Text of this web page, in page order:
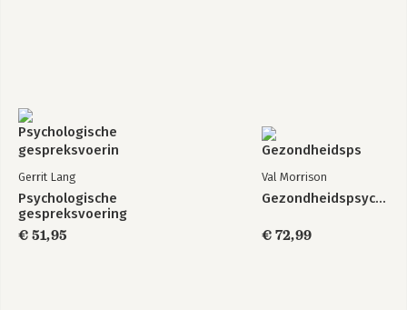
Gerrit Lang
Psychologische
gespreksvoering
€ 51,95
Val Morrison
Gezondheidspsychologie
€ 72,99